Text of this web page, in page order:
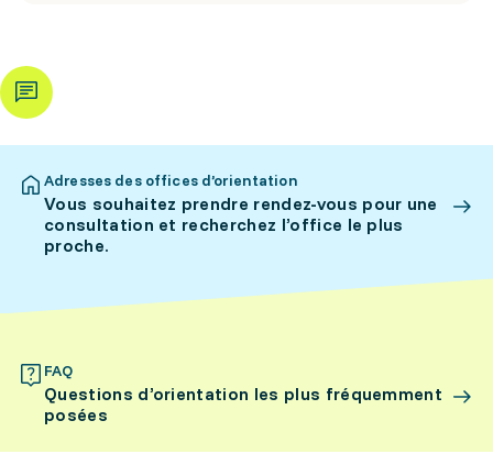
Adresses des offices d’orientation
Vous souhaitez prendre rendez-vous pour une
consultation et recherchez l’office le plus
proche.
FAQ
Questions d’orientation les plus fréquemment
posées